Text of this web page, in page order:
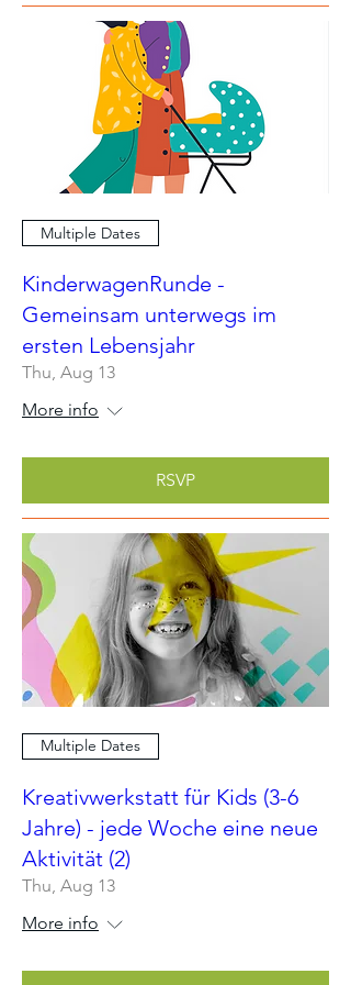
Multiple Dates
KinderwagenRunde -
Gemeinsam unterwegs im
ersten Lebensjahr
Thu, Aug 13
More info
RSVP
Multiple Dates
Kreativwerkstatt für Kids (3-6
Jahre) - jede Woche eine neue
Aktivität (2)
Thu, Aug 13
More info